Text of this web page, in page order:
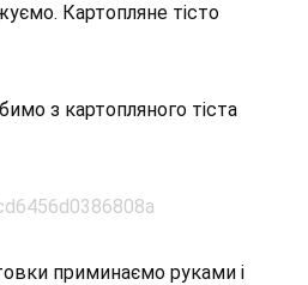
Картопляне тісто
з картопляного тіста
приминаємо руками і